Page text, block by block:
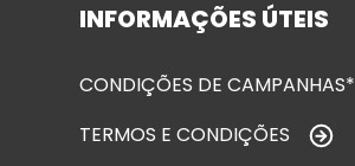
INFORMAÇÕES ÚTEIS
CONDIÇÕES DE CAMPANHAS*
TERMOS E CONDIÇÕES